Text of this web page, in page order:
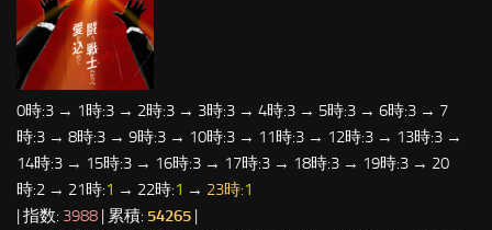
0時:3 → 1時:3 → 2時:3 → 3時:3 → 4時:3 → 5時:3 → 6時:3 → 7
時:3 → 8時:3 → 9時:3 → 10時:3 → 11時:3 → 12時:3 → 13時:3 →
14時:3 → 15時:3 → 16時:3 → 17時:3 → 18時:3 → 19時:3 → 20
時:2 → 21時:1 → 22時:1 → 23時:1
| 指数: 3988 | 累積: 54265 |